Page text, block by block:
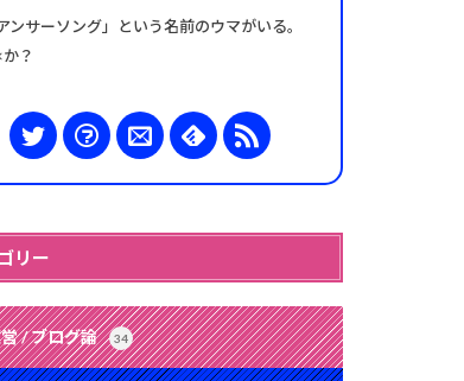
ンサーソング」という名前のウマがいる。
？
リー
/ ブログ論 34